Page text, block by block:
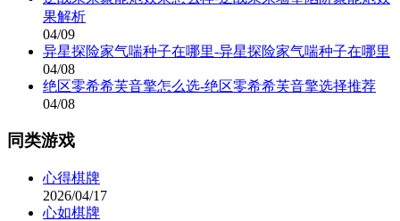
果解析
04/09
异星探险家气喘种子在哪里-异星探险家气喘种子在哪里
04/08
绝区零希希芙音擎怎么选-绝区零希希芙音擎选择推荐
04/08
同类游戏
心得棋牌
2026/04/17
心如棋牌